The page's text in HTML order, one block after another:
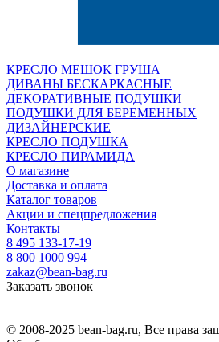
КРЕСЛО МЕШОК ГРУША
ДИВАНЫ БЕСКАРКАСНЫЕ
ДЕКОРАТИВНЫЕ ПОДУШКИ
ПОДУШКИ ДЛЯ БЕРЕМЕННЫХ
ДИЗАЙНЕРСКИЕ
КРЕСЛО ПОДУШКА
КРЕСЛО ПИРАМИДА
О магазине
Доставка и оплата
Каталог товаров
Акции и спецпредложения
Контакты
8 495 133-17-19
8 800 1000 994
zakaz@bean-bag.ru
Заказать звонок
© 2008-2025 bean-bag.ru, Все права